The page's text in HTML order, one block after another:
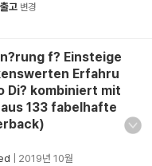
고 변경
f? Einsteige
Erfahru
Di? kombiniert mit
133 fabelhafte
2019년 10월